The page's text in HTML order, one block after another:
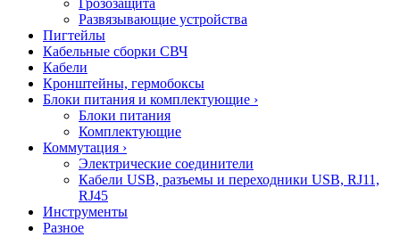
Грозозащита
Развязывающие устройства
Пигтейлы
Кабельные сборки СВЧ
Кабели
Кронштейны, гермобоксы
Блоки питания и комплектующие ›
Блоки питания
Комплектующие
Коммутация ›
Электрические соединители
Кабели USB, разъемы и переходники USB, RJ11,
RJ45
Инструменты
Разное